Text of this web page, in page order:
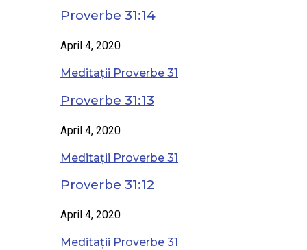
Proverbe 31:14
April 4, 2020
Meditații Proverbe 31
Proverbe 31:13
April 4, 2020
Meditații Proverbe 31
Proverbe 31:12
April 4, 2020
Meditații Proverbe 31